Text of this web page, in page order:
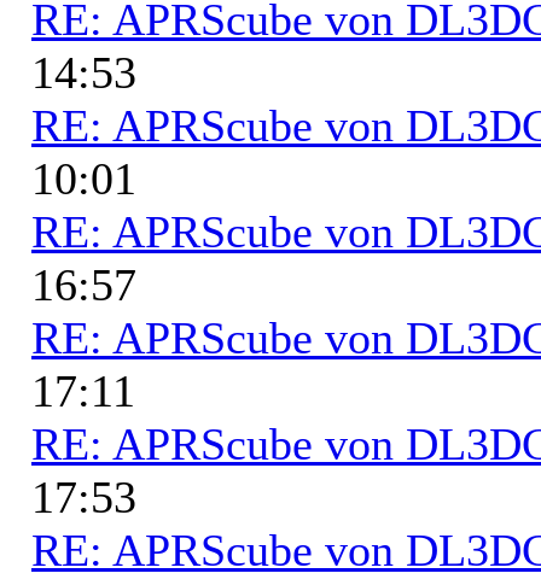
RE: APRScube von
14:53
RE: APRScube von
10:01
RE: APRScube von
16:57
RE: APRScube von
17:11
RE: APRScube von
17:53
RE: APRScube von